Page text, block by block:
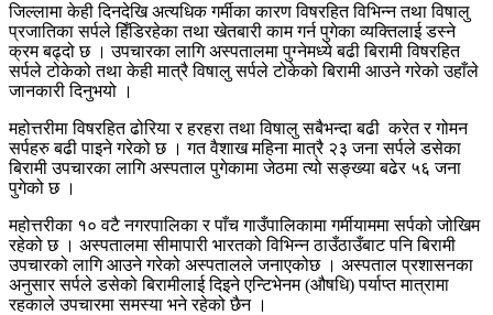
जिल्लामा केही दिनदेखि अत्यधिक गर्मीका कारण विषरहित विभिन्न तथा विषालु
प्रजातिका सर्पले हिँडिरहेका तथा खेतबारी काम गर्न पुगेका व्यक्तिलाई डस्ने
क्रम बढ्दो छ । उपचारका लागि अस्पतालमा पुग्नेमध्ये बढी बिरामी विषरहित
सर्पले टोकेको तथा केही मात्रै विषालु सर्पले टोकेको बिरामी आउने गरेको उहाँले
जानकारी दिनुभयो ।
महोत्तरीमा विषरहित ढोरिया र हरहरा तथा विषालु सबैभन्दा बढी करेत र गोमन
सर्पहरु बढी पाइने गरेको छ । गत वैशाख महिना मात्रै २३ जना सर्पले डसेका
बिरामी उपचारका लागि अस्पताल पुगेकामा जेठमा त्यो सङ्ख्या बढेर ५६ जना
पुगेको छ ।
महोत्तरीका १० वटै नगरपालिका र पाँच गाउँपालिकामा गर्मीयाममा सर्पको जोखिम
रहेको छ । अस्पतालमा सीमापारी भारतको विभिन्न ठाउँठाउँबाट पनि बिरामी
उपचारको लागि आउने गरेको अस्पतालले जनाएकोछ । अस्पताल प्रशासनका
अनुसार सर्पले डसेको बिरामीलाई दिइने एन्टिभेनम (औषधि) पर्याप्त मात्रामा
रहकाले उपचारमा समस्या भने रहेको छैन ।